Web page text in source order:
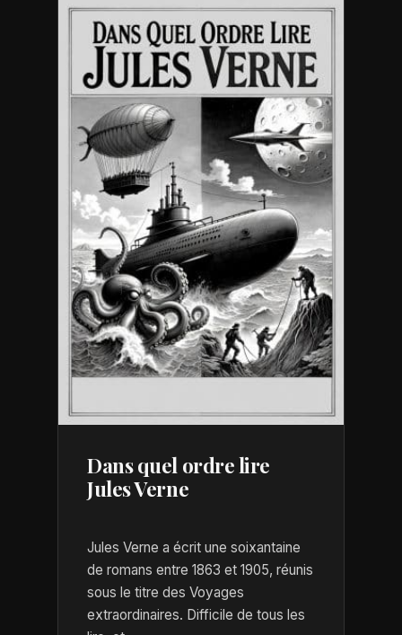
Dans quel ordre lire
Jules Verne
Jules Verne a écrit une soixantaine
de romans entre 1863 et 1905, réunis
sous le titre des Voyages
extraordinaires. Difficile de tous les